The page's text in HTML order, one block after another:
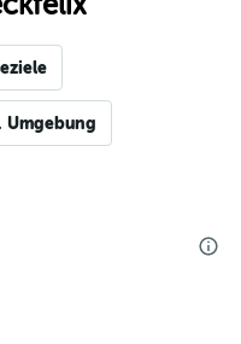
Umgebung